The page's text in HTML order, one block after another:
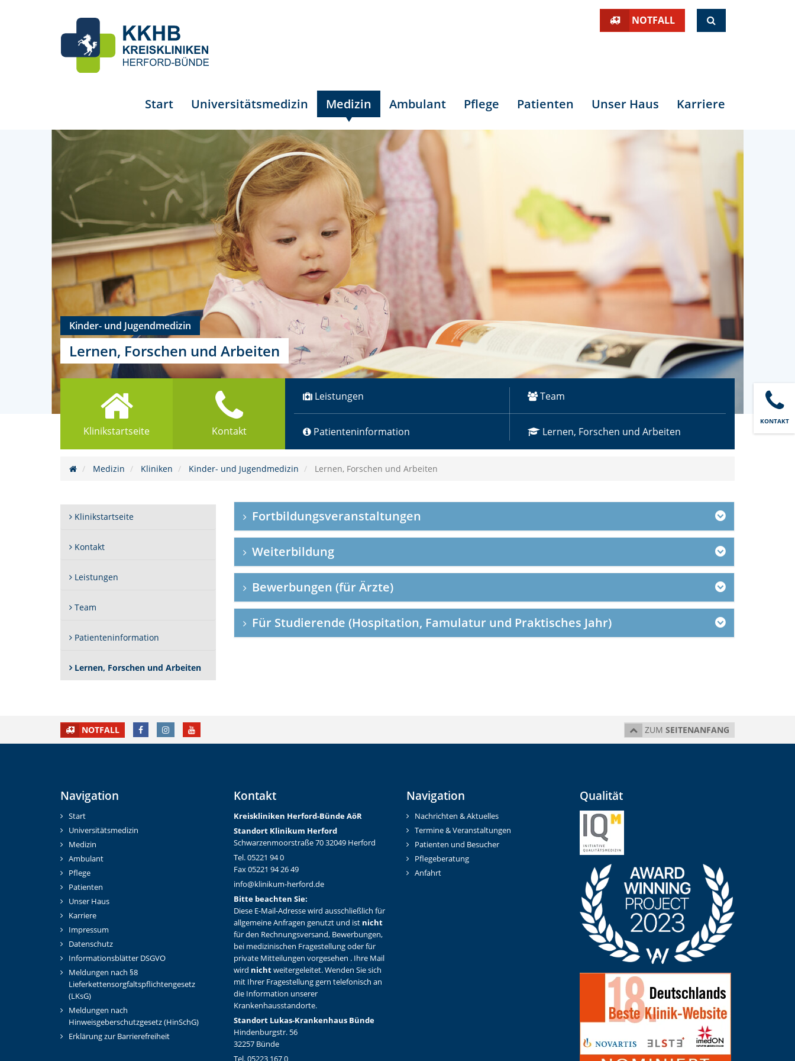
NOTFALL
Start Universitätsmedizin Medizin Ambulant Pflege Patienten Unser Haus Karriere
KONTAKT
Kinder- und Jugendmedizin
Lernen, Forschen und Arbeiten
Klinikstartseite Kontakt
Leistungen Team
Patienteninformation Lernen, Forschen und Arbeiten
Medizin Kliniken Kinder- und Jugendmedizin Lernen, Forschen und Arbeiten
Fortbildungsveranstaltungen
Weiterbildung
Bewerbungen (für Ärzte)
Für Studierende (Hospitation, Famulatur und Praktisches Jahr)
Klinikstartseite
Kontakt
Leistungen
Team
Patienteninformation
Lernen, Forschen und Arbeiten(Standort)
NOTFALL FACEBOOKINSTAGRAMYOUTUBE ZUM SEITENANFANG
Navigation
Start
Universitätsmedizin
Medizin
Ambulant
Pflege
Patienten
Unser Haus
Karriere
Impressum
Datenschutz
Informationsblätter DSGVO
Meldungen nach §8
Lieferkettensorgfaltspflichtengesetz
(LKsG)
Meldungen nach
Hinweisgeberschutzgesetz (HinSchG)
Erklärung zur Barrierefreiheit
Kontakt
Kreiskliniken Herford-Bünde AöR
Standort Klinikum Herford
Schwarzenmoorstraße 70 32049 Herford
Tel. 05221 94 0
Fax 05221 94 26 49
info@klinikum-herford.de
Bitte beachten Sie:
Diese E-Mail-Adresse wird ausschließlich für
allgemeine Anfragen genutzt und ist nicht
für den Rechnungsversand, Bewerbungen,
bei medizinischen Fragestellung oder für
private Mitteilungen vorgesehen . Ihre Mail
wird nichtweitergeleitet. Wenden Sie sich
mit Ihrer Fragestellung gern telefonisch an
die Information unserer
Krankenhausstandorte.
Standort Lukas-Krankenhaus Bünde
Hindenburgstr. 56
32257 Bünde
Navigation
Nachrichten & Aktuelles
Termine & Veranstaltungen
Patienten und Besucher
Pflegeberatung
Anfahrt
Qualität